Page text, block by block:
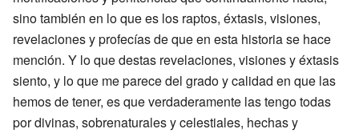
sino también en lo que es los raptos, éxtasis, visiones,
revelaciones y profecías de que en esta historia se hace
mención. Y lo que destas revelaciones, visiones y éxtasis
siento, y lo que me parece del grado y calidad en que las
hemos de tener, es que verdaderamente las tengo todas
por divinas, sobrenaturales y celestiales, hechas y